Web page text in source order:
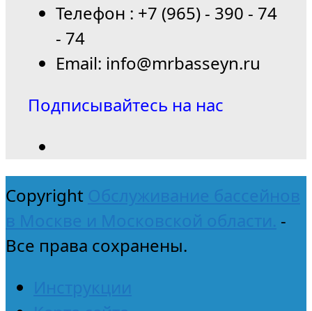
Телефон : +7 (965) - 390 - 74
- 74
Email: info@mrbasseyn.ru
Подписывайтесь на нас
Copyright Обслуживание бассейнов
в Москве и Московской области. -
Все права сохранены.
Инструкции